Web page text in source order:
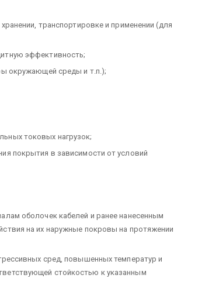
транспортировке и применении (для
эффективность;
окружающей среды и т.п.);
токовых нагрузок;
покрытия в зависимости от условий
оболочек кабелей и ранее нанесенным
на их наружные покровы на протяжении
сред, повышенных температур и
стойкостью к указанным